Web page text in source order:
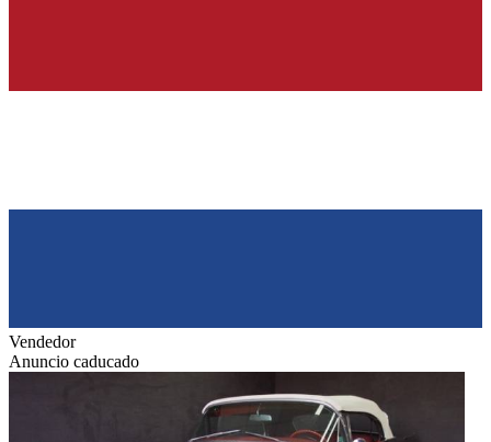
Vendedor
Anuncio caducado